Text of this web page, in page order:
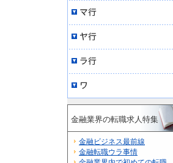
金融業界の転職求人特集
金融ビジネス最前線
金融転職ウラ事情